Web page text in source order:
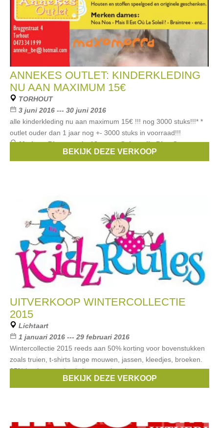
ANNEKES OUTLET: KINDERKLEDING
NU AAN MAXIMUM 15€
TORHOUT
3 juni 2016 --- 30 juni 2016
alle kinderkleding nu aan maximum 15€ !!! nog 3000 stuks!!!* *
outlet ouder dan 1 jaar nog +- 3000 stuks in voorraad!!!
Merken:Riverwoods,Vinrose,Cakewalk,Blue Seven,
, ...
BEKIJK DEZE VERKOOP
UITVERKOOP WINTERCOLLECTIE
2015
Lichtaart
1 januari 2016 --- 29 februari 2016
Wintercollectie 2015 reeds aan 50% korting voor bovenstukken
zoals truien, t-shirts lange mouwen, jassen, kleedjes, broeken.
35% korting voor basic jeans en broeken
Noppies,IKKS,CKS, Geisha,Barbara Farber
BEKIJK DEZE VERKOOP